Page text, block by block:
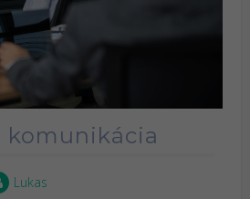
komunikácia
Lukas